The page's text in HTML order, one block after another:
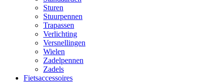
Sturen
Stuurpennen
Trapassen
Verlichting
Versnellingen
Wielen
Zadelpennen
Zadels
Fietsaccessoires